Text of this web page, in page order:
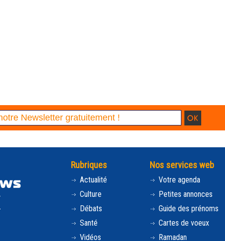
Rubriques
Actualité
Culture
Débats
Santé
Vidéos
Nos services web
Votre agenda
Petites annonces
Guide des prénoms
Cartes de voeux
Ramadan